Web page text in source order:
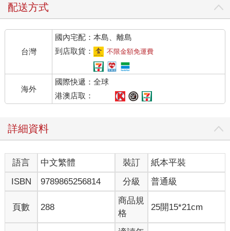
配送方式
台灣
國內宅配：本島、離島
到店取貨：
不限金額免運費
海外
國際快遞：全球
港澳店取：
詳細資料
語言 中文繁體 裝訂
紙本平裝
ISBN
9789865256814 分級 普通級
頁數 288
商品規
格
25開15*21cm